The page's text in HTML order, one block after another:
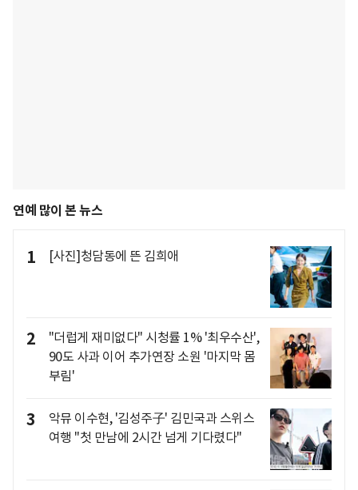
연예 많이 본 뉴스
1 [사진]청담동에 뜬 김희애
2
"더럽게 재미없다" 시청률 1% '최우수산',
90도 사과 이어 추가연장 소원 '마지막 몸
부림'
3
악뮤 이수현, '김성주子' 김민국과 스위스
여행 "첫 만남에 2시간 넘게 기다렸다"